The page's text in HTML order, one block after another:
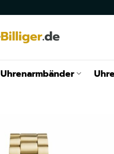
Uhrenarmbänder